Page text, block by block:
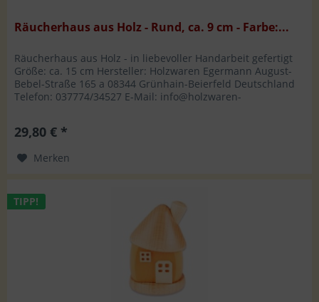
Räucherhaus aus Holz - Rund, ca. 9 cm - Farbe:...
Räucherhaus aus Holz - in liebevoller Handarbeit gefertigt
Größe: ca. 15 cm Hersteller: Holzwaren Egermann August-
Bebel-Straße 165 a 08344 Grünhain-Beierfeld Deutschland
Telefon: 037774/34527 E-Mail: info@holzwaren-
29,80 € *
Merken
TIPP!